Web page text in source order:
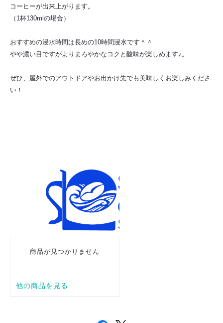
コーヒーが出来上がります。
（1杯130mlの場合）
おすすめの浸水時間は長めの10時間浸水です＾＾
やや濃い目ですがよりまろやかなコクと酸味が楽しめます♪。
ぜひ、屋外でのアウトドアやお出かけ先でも美味しくお楽しみくださ
い！